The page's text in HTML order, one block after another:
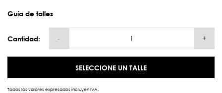
Guía de talles
Cantidad: - +
SELECCIONE UN TALLE
Todos los valores expresados incluyen IVA.